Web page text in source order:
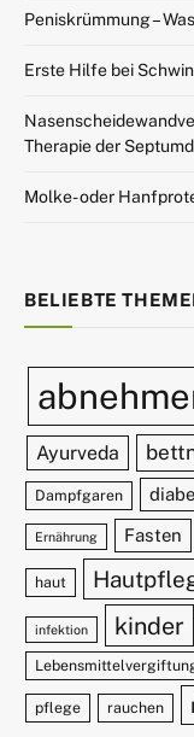
Peniskrümmung –
Erste Hilfe bei
Therapie der
Molke- oder
BELIEBTE
Ayurveda
Dampfgaren
Ernährung Fasten
haut
infektion kinder
pflege rauchen